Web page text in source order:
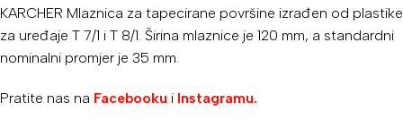
KARCHER Mlaznica za tapecirane površine izrađen od plastike
za uređaje T 7/1 i T 8/1. Širina mlaznice je 120 mm, a standardni
nominalni promjer je 35 mm.
Pratite nas na Facebooku i Instagramu.